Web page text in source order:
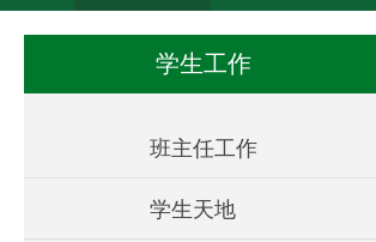
学生工作
班主任工作
学生天地